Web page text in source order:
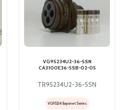
VG95234U2-36-5SN
CA3100E36-5SB-02-05
TR95234U2-36-5SN
VG95234 Bayonet Series